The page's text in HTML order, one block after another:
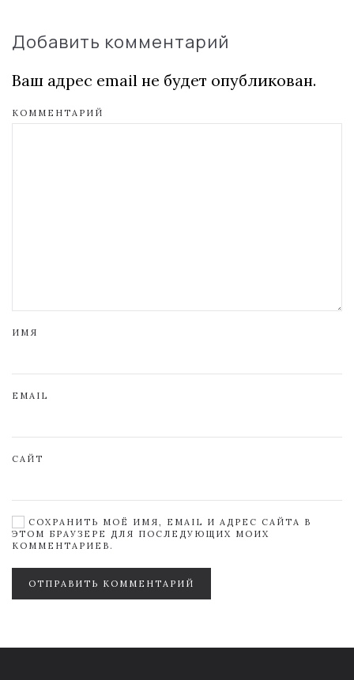
Добавить комментарий
Ваш адрес email не будет опубликован.
КОММЕНТАРИЙ
ИМЯ
EMAIL
САЙТ
СОХРАНИТЬ МОЁ ИМЯ, EMAIL И АДРЕС САЙТА В
ЭТОМ БРАУЗЕРЕ ДЛЯ ПОСЛЕДУЮЩИХ МОИХ
КОММЕНТАРИЕВ.
ОТПРАВИТЬ КОММЕНТАРИЙ